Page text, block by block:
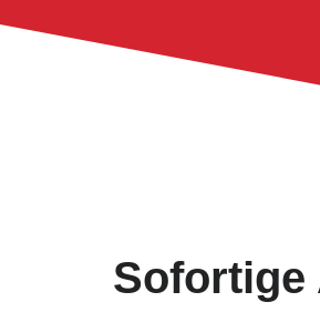
Sofortige